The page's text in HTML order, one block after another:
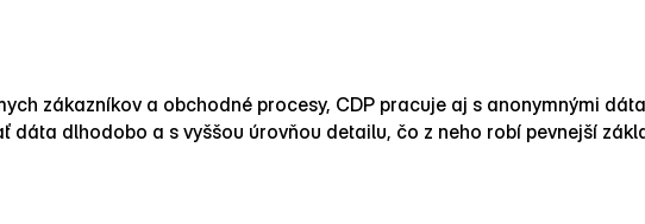
zákazníkov a obchodné procesy, CDP pracuje aj s anonymnými
dáta dlhodobo a s vyššou úrovňou detailu, čo z neho robí pevnejší